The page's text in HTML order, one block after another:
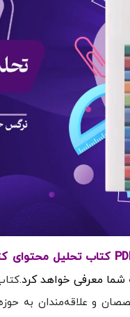
شما معرفی خواهد کرد.
و علاقه‌مندان به